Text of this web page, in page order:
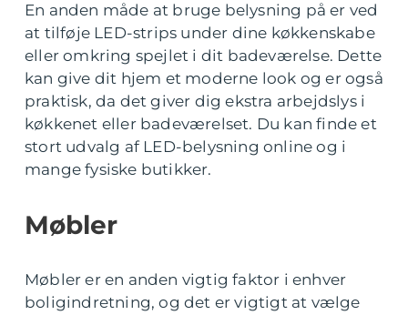
En anden måde at bruge belysning på er ved
at tilføje LED-strips under dine køkkenskabe
eller omkring spejlet i dit badeværelse. Dette
kan give dit hjem et moderne look og er også
praktisk, da det giver dig ekstra arbejdslys i
køkkenet eller badeværelset. Du kan finde et
stort udvalg af LED-belysning online og i
mange fysiske butikker.
Møbler
Møbler er en anden vigtig faktor i enhver
boligindretning, og det er vigtigt at vælge